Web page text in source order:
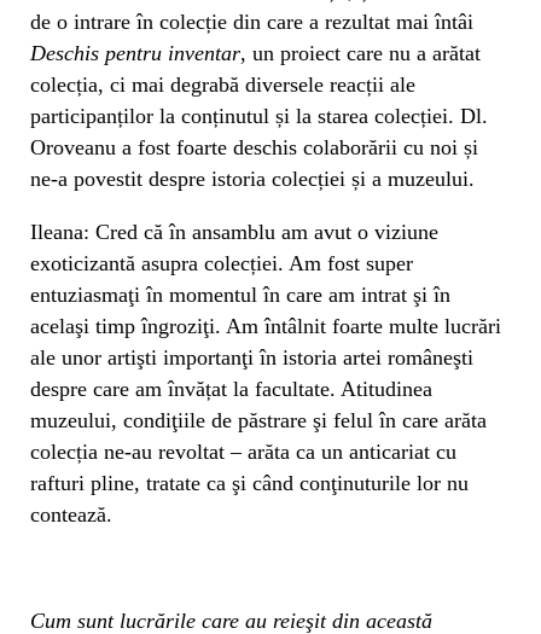
de o intrare în colecție din care a rezultat mai întâi
Deschis pentru inventar, un proiect care nu a arătat
colecția, ci mai degrabă diversele reacții ale
participanților la conținutul și la starea colecției. Dl.
Oroveanu a fost foarte deschis colaborării cu noi și
ne-a povestit despre istoria colecției și a muzeului.
Ileana: Cred că în ansamblu am avut o viziune
exoticizantă asupra colecției. Am fost super
entuziasmaţi în momentul în care am intrat şi în
acelaşi timp îngroziţi. Am întâlnit foarte multe lucrări
ale unor artişti importanţi în istoria artei româneşti
despre care am învățat la facultate. Atitudinea
muzeului, condiţiile de păstrare şi felul în care arăta
colecția ne-au revoltat – arăta ca un anticariat cu
rafturi pline, tratate ca şi când conţinuturile lor nu
contează.
Cum sunt lucrările care au reieşit din această